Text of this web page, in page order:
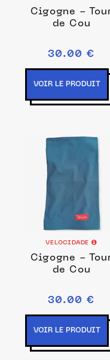
Cigogne -
de Cou
30.00 €
VOIR LE PRODUIT
VELOCIDADE
Cigogne -
de Cou
30.00 €
VOIR LE PRODUIT